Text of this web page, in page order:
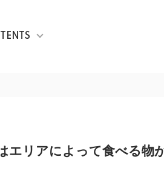
エリアによって食べる物